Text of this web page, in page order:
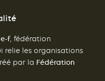
f, fédération
relie les organisations
par la Fédération